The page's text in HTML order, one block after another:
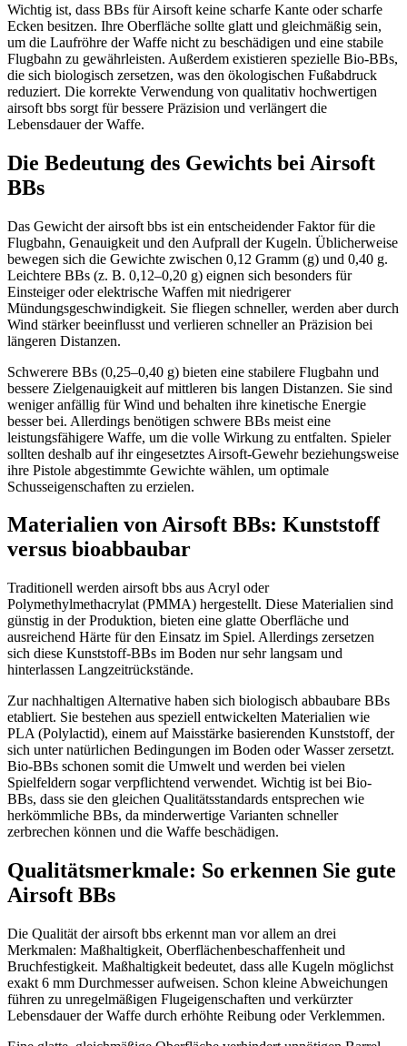
Wichtig ist, dass BBs für Airsoft keine scharfe Kante oder scharfe
Ecken besitzen. Ihre Oberfläche sollte glatt und gleichmäßig sein,
um die Laufröhre der Waffe nicht zu beschädigen und eine stabile
Flugbahn zu gewährleisten. Außerdem existieren spezielle Bio-BBs,
die sich biologisch zersetzen, was den ökologischen Fußabdruck
reduziert. Die korrekte Verwendung von qualitativ hochwertigen
airsoft bbs sorgt für bessere Präzision und verlängert die
Lebensdauer der Waffe.
Die Bedeutung des Gewichts bei Airsoft
BBs
Das Gewicht der airsoft bbs ist ein entscheidender Faktor für die
Flugbahn, Genauigkeit und den Aufprall der Kugeln. Üblicherweise
bewegen sich die Gewichte zwischen 0,12 Gramm (g) und 0,40 g.
Leichtere BBs (z. B. 0,12–0,20 g) eignen sich besonders für
Einsteiger oder elektrische Waffen mit niedrigerer
Mündungsgeschwindigkeit. Sie fliegen schneller, werden aber durch
Wind stärker beeinflusst und verlieren schneller an Präzision bei
längeren Distanzen.
Schwerere BBs (0,25–0,40 g) bieten eine stabilere Flugbahn und
bessere Zielgenauigkeit auf mittleren bis langen Distanzen. Sie sind
weniger anfällig für Wind und behalten ihre kinetische Energie
besser bei. Allerdings benötigen schwere BBs meist eine
leistungsfähigere Waffe, um die volle Wirkung zu entfalten. Spieler
sollten deshalb auf ihr eingesetztes Airsoft-Gewehr beziehungsweise
ihre Pistole abgestimmte Gewichte wählen, um optimale
Schusseigenschaften zu erzielen.
Materialien von Airsoft BBs: Kunststoff
versus bioabbaubar
Traditionell werden airsoft bbs aus Acryl oder
Polymethylmethacrylat (PMMA) hergestellt. Diese Materialien sind
günstig in der Produktion, bieten eine glatte Oberfläche und
ausreichend Härte für den Einsatz im Spiel. Allerdings zersetzen
sich diese Kunststoff-BBs im Boden nur sehr langsam und
hinterlassen Langzeitrückstände.
Zur nachhaltigen Alternative haben sich biologisch abbaubare BBs
etabliert. Sie bestehen aus speziell entwickelten Materialien wie
PLA (Polylactid), einem auf Maisstärke basierenden Kunststoff, der
sich unter natürlichen Bedingungen im Boden oder Wasser zersetzt.
Bio-BBs schonen somit die Umwelt und werden bei vielen
Spielfeldern sogar verpflichtend verwendet. Wichtig ist bei Bio-
BBs, dass sie den gleichen Qualitätsstandards entsprechen wie
herkömmliche BBs, da minderwertige Varianten schneller
zerbrechen können und die Waffe beschädigen.
Qualitätsmerkmale: So erkennen Sie gute
Airsoft BBs
Die Qualität der airsoft bbs erkennt man vor allem an drei
Merkmalen: Maßhaltigkeit, Oberflächenbeschaffenheit und
Bruchfestigkeit. Maßhaltigkeit bedeutet, dass alle Kugeln möglichst
exakt 6 mm Durchmesser aufweisen. Schon kleine Abweichungen
führen zu unregelmäßigen Flugeigenschaften und verkürzter
Lebensdauer der Waffe durch erhöhte Reibung oder Verklemmen.